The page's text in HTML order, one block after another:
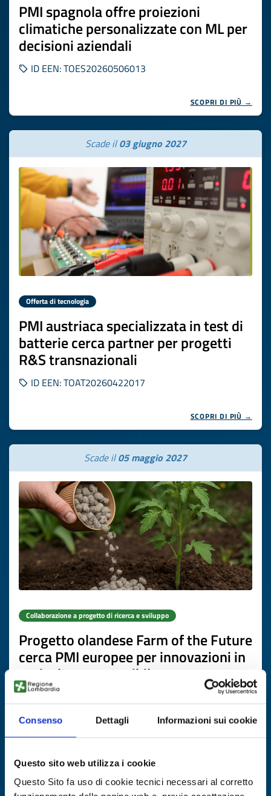
Consenso Dettagli Informazioni sui cookie
Questo sito web utilizza i cookie
Questo Sito fa uso di cookie tecnici necessari al corretto
PMI spagnola offre proiezioni
climatiche personalizzate con ML per
decisioni aziendali
ID EEN: TOES20260506013
SCOPRI DI PIÙ →
Scade il03 giugno 2027
Offerta di tecnologia
PMI austriaca specializzata in test di
batterie cerca partner per progetti
R&S transnazionali
ID EEN: TOAT20260422017
SCOPRI DI PIÙ →
Scade il05 maggio 2027
Collaborazione a progetto di ricerca e sviluppo
Progetto olandese Farm of the Future
cerca PMI europee per innovazioni in
agricoltura sostenibile
ID EEN: RDRNL20260421007